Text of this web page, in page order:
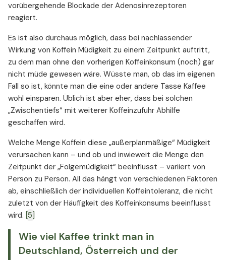
vorübergehende Blockade der Adenosinrezeptoren
reagiert.
Es ist also durchaus möglich, dass bei nachlassender
Wirkung von Koffein Müdigkeit zu einem Zeitpunkt auftritt,
zu dem man ohne den vorherigen Koffeinkonsum (noch) gar
nicht müde gewesen wäre. Wüsste man, ob das im eigenen
Fall so ist, könnte man die eine oder andere Tasse Kaffee
wohl einsparen. Üblich ist aber eher, dass bei solchen
„Zwischentiefs“ mit weiterer Koffeinzufuhr Abhilfe
geschaffen wird.
Welche Menge Koffein diese „außerplanmäßige“ Müdigkeit
verursachen kann – und ob und inwieweit die Menge den
Zeitpunkt der „Folgemüdigkeit“ beeinflusst – variiert von
Person zu Person. All das hängt von verschiedenen Faktoren
ab, einschließlich der individuellen Koffeintoleranz, die nicht
zuletzt von der Häufigkeit des Koffeinkonsums beeinflusst
wird. [5]
Wie viel Kaffee trinkt man in
Deutschland, Österreich und der